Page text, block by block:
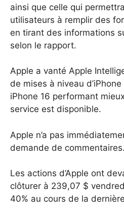
ainsi que celle qui
utilisateurs à remplir des
en tirant des informations
selon le rapport.
Apple a vanté Apple
de mises à niveau
iPhone 16 performant
service est disponible.
Apple n’a pas
demande de commentaires.
Les actions d’Apple ont
clôturer à 239,07 $
40% au cours de la